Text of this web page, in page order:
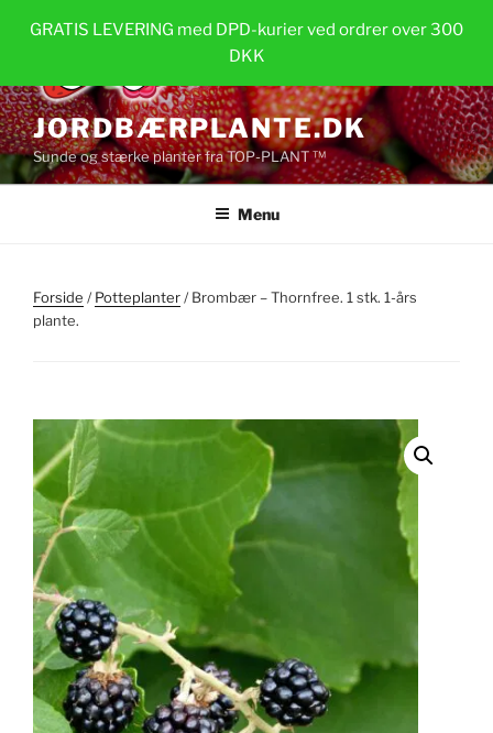
GRATIS LEVERING med DPD-kurier ved ordrer over 300
DKK
JORDBÆRPLANTE.DK
Sunde og stærke planter fra TOP-PLANT ™
Menu
Forside /Potteplanter/ Brombær – Thornfree. 1 stk. 1-års
plante.